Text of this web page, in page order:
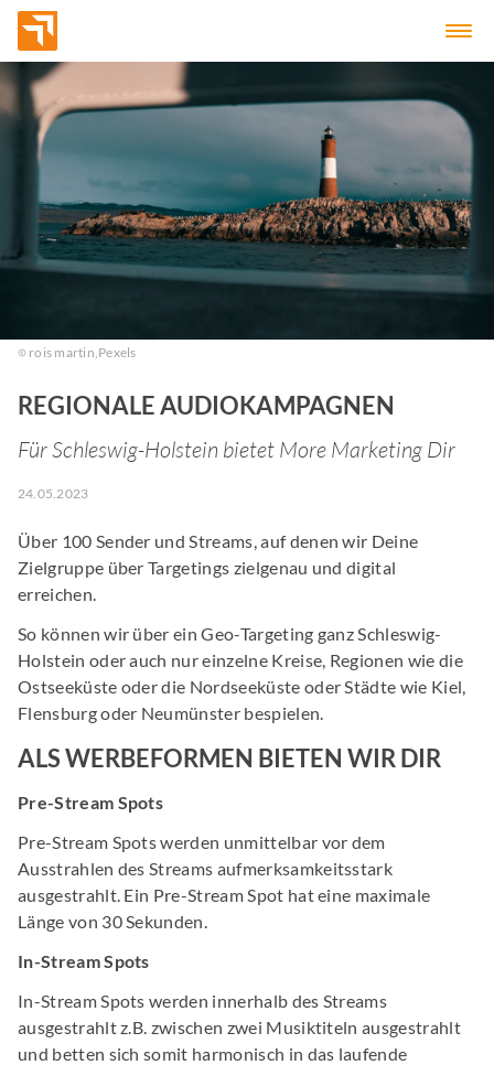
rois martin,Pexels
REGIONALE AUDIOKAMPAGNEN
Für Schleswig-Holstein bietet More Marketing Dir
24.05.2023
Über 100 Sender und Streams, auf denen wir Deine
Zielgruppe über Targetings zielgenau und digital
erreichen.
So können wir über ein Geo-Targeting ganz Schleswig-
Holstein oder auch nur einzelne Kreise, Regionen wie die
Ostseeküste oder die Nordseeküste oder Städte wie Kiel,
Flensburg oder Neumünster bespielen.
ALS WERBEFORMEN BIETEN WIR DIR
Pre-Stream Spots
Pre-Stream Spots werden unmittelbar vor dem
Ausstrahlen des Streams aufmerksamkeitsstark
ausgestrahlt. Ein Pre-Stream Spot hat eine maximale
Länge von 30 Sekunden.
In-Stream Spots
In-Stream Spots werden innerhalb des Streams
ausgestrahlt z.B. zwischen zwei Musiktiteln ausgestrahlt
und betten sich somit harmonisch in das laufende